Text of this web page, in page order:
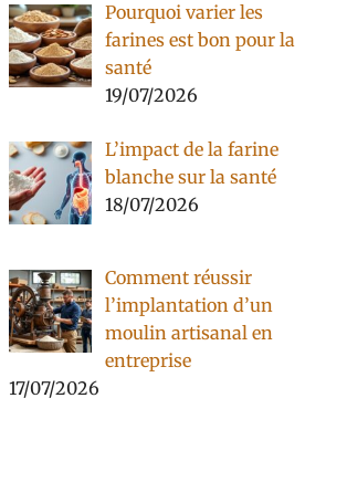
Pourquoi varier les
farines est bon pour la
santé
19/07/2026
L’impact de la farine
blanche sur la santé
18/07/2026
Comment réussir
l’implantation d’un
moulin artisanal en
entreprise
17/07/2026